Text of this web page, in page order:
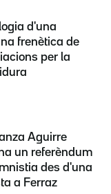
d'una
frenètica de
per la
Aguirre
un referèndum
des d'una
a Ferraz